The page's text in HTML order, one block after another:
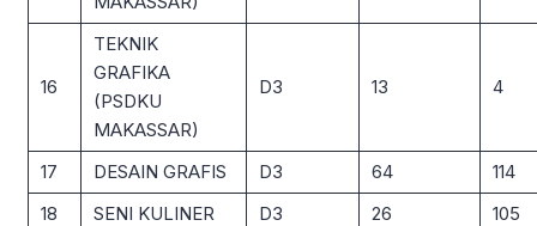
16
TEKNIK
GRAFIKA
(PSDKU
MAKASSAR)
D3 13 4
17 DESAIN GRAFIS D3 64
114
18
SENI KULINER D3 26
105